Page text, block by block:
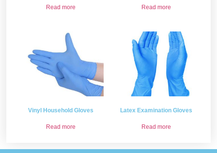
Read more Read more
Vinyl Household Gloves
Read more
Latex Examination Gloves
Read more